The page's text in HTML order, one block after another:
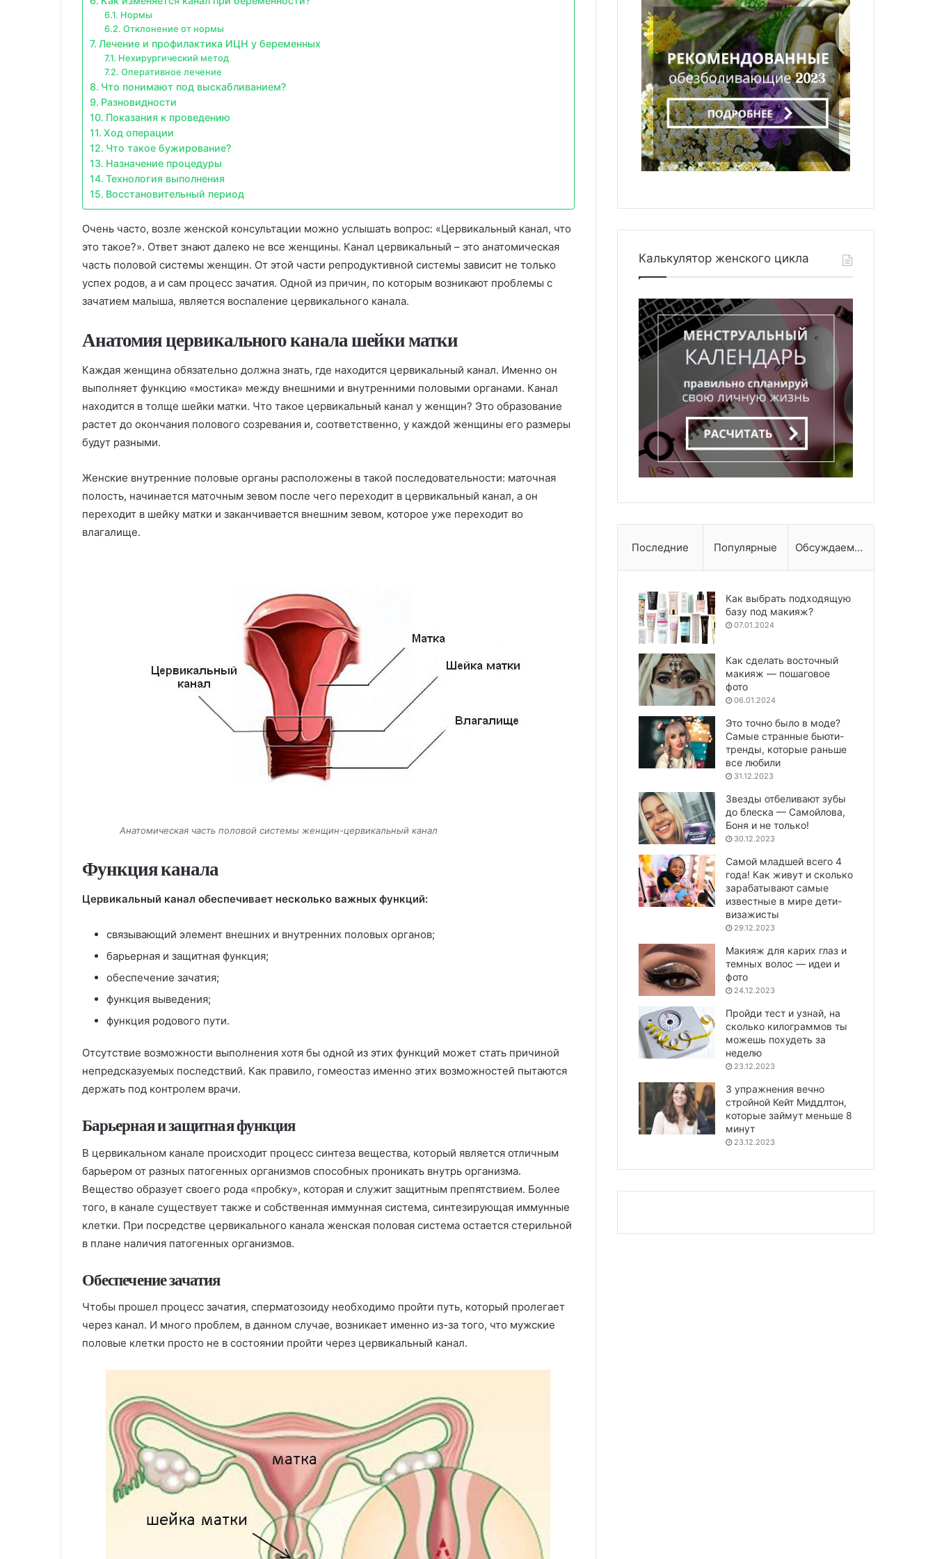
Нормы
Отклонение от нормы
Лечение и профилактика ИЦН у беременных
Нехирургический метод
Оперативное лечение
Что понимают под выскабливанием?
Разновидности
Показания к проведению
Ход операции
Что такое бужирование?
Назначение процедуры
Технология выполнения
Восстановительный период
Очень часто, возле женской консультации можно услышать вопрос: «Цервикальный канал, что
это такое?». Ответ знают далеко не все женщины. Канал цервикальный – это анатомическая
часть половой системы женщин. От этой части репродуктивной системы зависит не только
успех родов, а и сам процесс зачатия. Одной из причин, по которым возникают проблемы с
зачатием малыша, является воспаление цервикального канала.
Анатомия цервикального канала шейки матки
Каждая женщина обязательно должна знать, где находится цервикальный канал. Именно он
выполняет функцию «мостика» между внешними и внутренними половыми органами. Канал
находится в толще шейки матки. Что такое цервикальный канал у женщин? Это образование
растет до окончания полового созревания и, соответственно, у каждой женщины его размеры
будут разными.
Женские внутренние половые органы расположены в такой последовательности: маточная
полость, начинается маточным зевом после чего переходит в цервикальный канал, а он
переходит в шейку матки и заканчивается внешним зевом, которое уже переходит во
влагалище.
Анатомическая часть половой системы женщин-цервикальный канал
Функция канала
Цервикальный канал обеспечивает несколько важных функций:
связывающий элемент внешних и внутренних половых органов;
барьерная и защитная функция;
обеспечение зачатия;
функция выведения;
функция родового пути.
Отсутствие возможности выполнения хотя бы одной из этих функций может стать причиной
непредсказуемых последствий. Как правило, гомеостаз именно этих возможностей пытаются
держать под контролем врачи.
Барьерная и защитная функция
В цервикальном канале происходит процесс синтеза вещества, который является отличным
барьером от разных патогенных организмов способных проникать внутрь организма.
Вещество образует своего рода «пробку», которая и служит защитным препятствием. Более
того, в канале существует также и собственная иммунная система, синтезирующая иммунные
клетки. При посредстве цервикального канала женская половая система остается стерильной
в плане наличия патогенных организмов.
Обеспечение зачатия
Чтобы прошел процесс зачатия, сперматозоиду необходимо пройти путь, который пролегает
через канал. И много проблем, в данном случае, возникает именно из-за того, что мужские
половые клетки просто не в состоянии пройти через цервикальный канал.
Калькулятор женского цикла
Последние Популярные Обсуждаемые
Как выбрать подходящую
базу под макияж?
07.01.2024
Как сделать восточный
макияж — пошаговое
фото
06.01.2024
Это точно было в моде?
Самые странные бьюти-
тренды, которые раньше
все любили
31.12.2023
Звезды отбеливают зубы
до блеска — Самойлова,
Боня и не только!
30.12.2023
Самой младшей всего 4
года! Как живут и сколько
зарабатывают самые
известные в мире дети-
визажисты
29.12.2023
Макияж для карих глаз и
темных волос — идеи и
фото
24.12.2023
Пройди тест и узнай, на
сколько килограммов ты
можешь похудеть за
неделю
23.12.2023
3 упражнения вечно
стройной Кейт Миддлтон,
которые займут меньше 8
минут
23.12.2023